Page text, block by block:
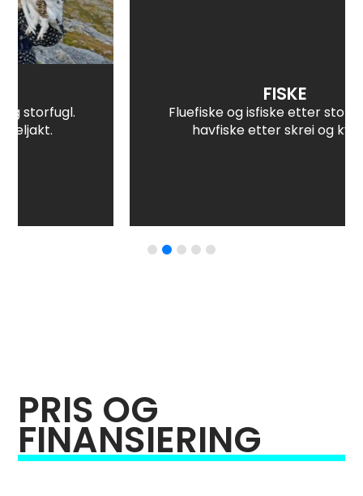
Fluefiske og isfiske etter storrøye, og
havfiske etter skrei og kveite.
PRIS OG
FINANSIERING